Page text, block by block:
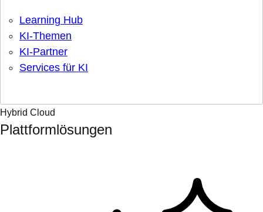
Learning Hub
KI-Themen
KI-Partner
Services für KI
Hybrid Cloud
Plattformlösungen